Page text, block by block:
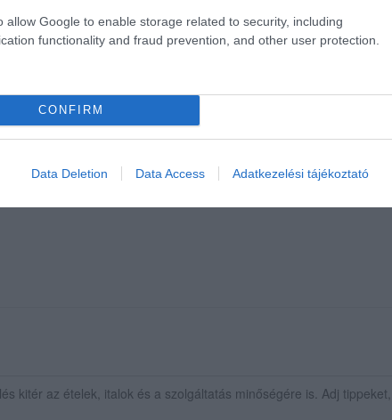
allow Google to enable storage related to security, including
functionality and fraud prevention, and other user protection.
CONFIRM
Data Deletion Data Access Adatkezelési tájékoztató
tudom!